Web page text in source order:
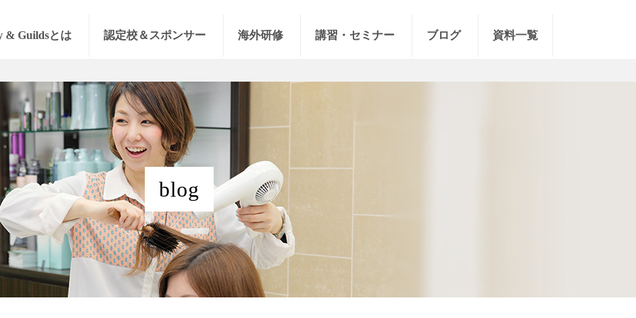
& Guildsとは 認定校＆スポンサー 海外研修 講習・セミナー ブログ 資料一覧
blog